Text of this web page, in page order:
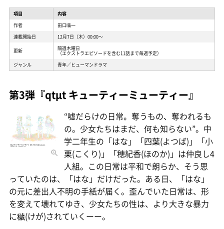
項目
内容
作者
田口囁一
連載開始日
12月7日（木）00:00〜
更新 隔週木曜日
（エクストラエピソードを含む11話まで毎週予定）
ジャンル
青年／ヒューマンドラマ
第3弾『qtμt キューティーミューティー』
“嘘だらけの日常。奪うもの、奪われるも
の。少女たちはまだ、何も知らない”。中
学二年生の「はな」「四葉(よつば)」「小
栗(こくり)」「穂紀香(ほのか)」は仲良し4
人組。この日常は平和で朗らか、そう思
っていたのは、「はな」だけだった。ある日、「はな」
の元に差出人不明の手紙が届く。歪んでいた日常は、形
を変えて壊れてゆき、少女たちの性は、より大きな暴力
に穢(けが)されていくーー。